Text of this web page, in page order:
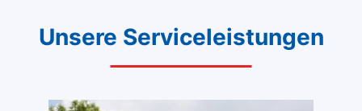
Unsere Serviceleistungen